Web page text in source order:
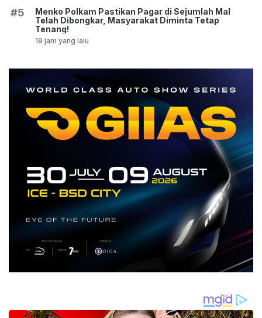
#5
Menko Polkam Pastikan Pagar di Sejumlah Mal
Telah Dibongkar, Masyarakat Diminta Tetap
Tenang!
19 jam yang lalu